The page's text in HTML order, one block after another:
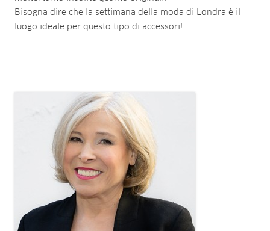
Bisogna dire che la settimana della moda di Londra è il
luogo ideale per questo tipo di accessori!